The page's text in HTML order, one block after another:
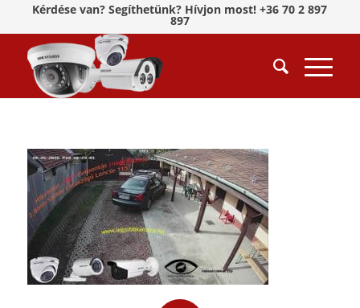
Kérdése van? Segíthetünk? Hívjon most! +36 70 2 897
897